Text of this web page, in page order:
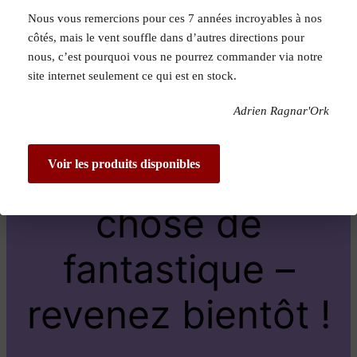
Pardon pour le
dérangement !
Nous travaillons
sur quelque
chose de
fantastique –
revenez bientôt !
Nous vous remercions pour ces 7 années incroyables à nos
côtés, mais le vent souffle dans d’autres directions pour
nous, c’est pourquoi vous ne pourrez commander via notre
site internet seulement ce qui est en stock.
Adrien Ragnar'Ork
Voir les produits disponibles